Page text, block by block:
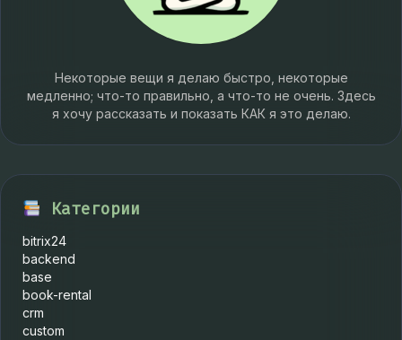
Некоторые вещи я делаю быстро, некоторые
медленно; что-то правильно, а что-то не очень. Здесь
я хочу рассказать и показать КАК я это делаю.
Категории
bitrix24
backend
base
book-rental
crm
custom